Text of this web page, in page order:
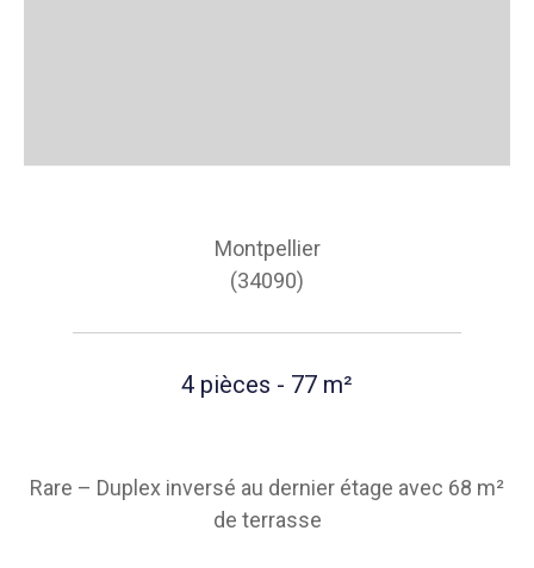
Montpellier
(34090)
4 pièces - 77 m²
Rare – Duplex inversé au dernier étage avec 68 m²
de terrasse